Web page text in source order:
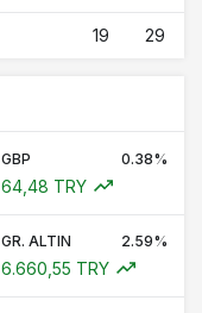
19 29
GBP 0.38%
64,48 TRY
GR. ALTIN 2.59%
6.660,55 TRY